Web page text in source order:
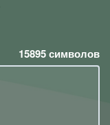
15895символов